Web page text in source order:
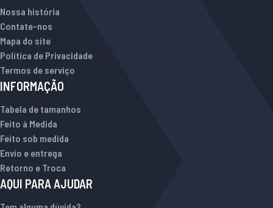
Nossa história
Contate-nos
Mapa do site
Política de Privacidade
Termos de serviço
INFORMAÇÃO
Tabela de tamanhos
Feito à Medida
Feito sob medida
Envio e entrega
Retorno e Troca
AQUI PARA AJUDAR